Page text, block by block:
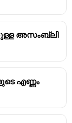
അസംബ്ലി
എണ്ണം